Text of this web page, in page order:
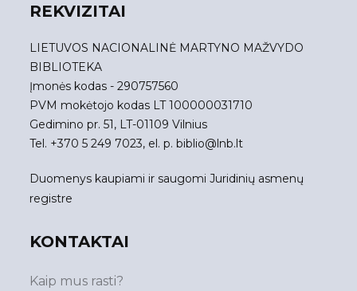
REKVIZITAI
LIETUVOS NACIONALINĖ MARTYNO MAŽVYDO
BIBLIOTEKA
Įmonės kodas - 290757560
PVM mokėtojo kodas LT 100000031710
Gedimino pr. 51, LT-01109 Vilnius
Tel. +370 5 249 7023, el. p. biblio@lnb.lt
Duomenys kaupiami ir saugomi Juridinių asmenų
registre
KONTAKTAI
Kaip mus rasti?